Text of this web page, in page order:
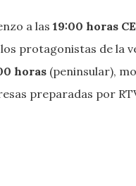
a las 19:00 horas
protagonistas de la
horas (peninsular),
preparadas por